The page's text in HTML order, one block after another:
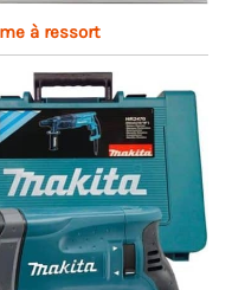
à ressort